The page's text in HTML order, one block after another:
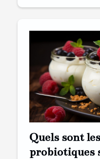
Quels sont
probiotiques